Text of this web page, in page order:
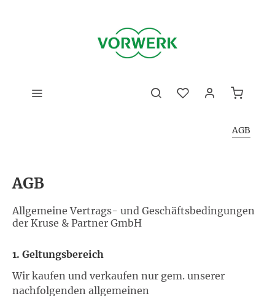
AGB
AGB
Allgemeine Vertrags- und Geschäftsbedingungen
der Kruse & Partner GmbH
1. Geltungsbereich
Wir kaufen und verkaufen nur gem. unserer
nachfolgenden allgemeinen